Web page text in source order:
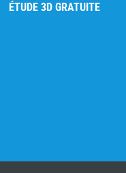
ÉTUDE 3D GRATUITE